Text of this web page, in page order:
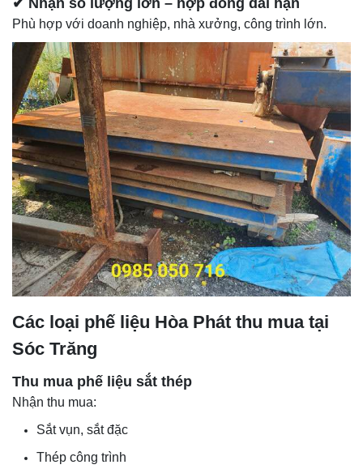
✔ Nhận số lượng lớn – hợp đồng dài hạn
Phù hợp với doanh nghiệp, nhà xưởng, công trình lớn.
Các loại phế liệu Hòa Phát thu mua tại
Sóc Trăng
Thu mua phế liệu sắt thép
Nhận thu mua:
Sắt vụn, sắt đặc
Thép công trình